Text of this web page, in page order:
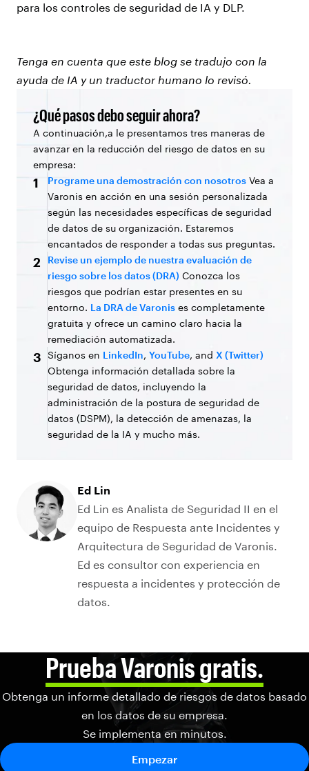
para los controles de seguridad de IA y DLP.
Tenga en cuenta que este blog se tradujo con la
ayuda de IA y un traductor humano lo revisó.
¿Qué pasos debo seguir ahora?
A continuación,a le presentamos tres maneras de
avanzar en la reducción del riesgo de datos en su
empresa:
1 Programe una demostración con nosotros Vea a
Varonis en acción en una sesión personalizada
según las necesidades específicas de seguridad
de datos de su organización. Estaremos
encantados de responder a todas sus preguntas.
2
Revise un ejemplo de nuestra evaluación de
riesgo sobre los datos (DRA) Conozca los
riesgos que podrían estar presentes en su
entorno. La DRA de Varonis es completamente
gratuita y ofrece un camino claro hacia la
remediación automatizada.
3 Síganos en LinkedIn, YouTube, and X (Twitter)
Obtenga información detallada sobre la
seguridad de datos, incluyendo la
administración de la postura de seguridad de
datos (DSPM), la detección de amenazas, la
seguridad de la IA y mucho más.
Ed Lin
Ed Lin es Analista de Seguridad II en el
equipo de Respuesta ante Incidentes y
Arquitectura de Seguridad de Varonis.
Ed es consultor con experiencia en
respuesta a incidentes y protección de
datos.
Prueba Varonis gratis.
Obtenga un informe detallado de riesgos de datos basado
en los datos de su empresa.
Se implementa en minutos.
Empezar